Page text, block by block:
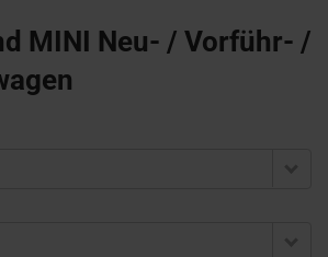
MINI Neu- / Vorführ- /